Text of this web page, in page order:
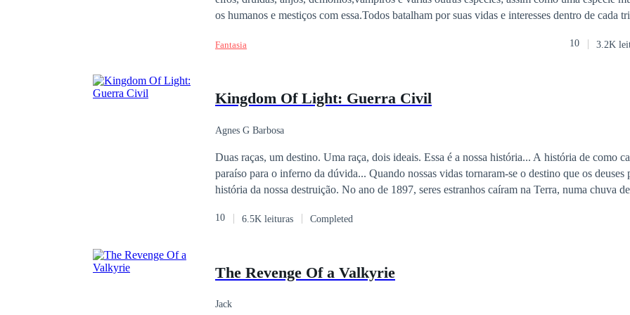
os humanos e mestiços com essa.Todos batalham por suas vidas e interesses dentro de cada
ar caótico em Frostwar se intensificou ainda mais. Junto a essa energia, diversos
Fantasia 10 3.2K
Kingdom Of Light: Guerra Civil
Agnes G Barbosa
Duas raças, um destino. Uma raça, dois ideais. Essa é a nossa história... A história de como caímos do nosso
paraíso para o inferno da dúvida... Quando nossas vidas tornaram-se o destino que os deuses
história da nossa destruição. No ano de 1897, seres estranhos caíram na Terra, numa chuva de diamantes. Os
Nova Ordem. Mas, tomados por energias malignas, eles acabam optando por planos
tensão constante daqueles que deveriam ser seus aliados e reestruturar o exercito de Palk, para
10 6.5K leituras Completed
The Revenge Of a Valkyrie
Jack